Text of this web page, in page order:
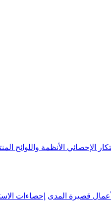
الإحصائي الأنظمة واللوائح
قصيرة المدى إحصاءات